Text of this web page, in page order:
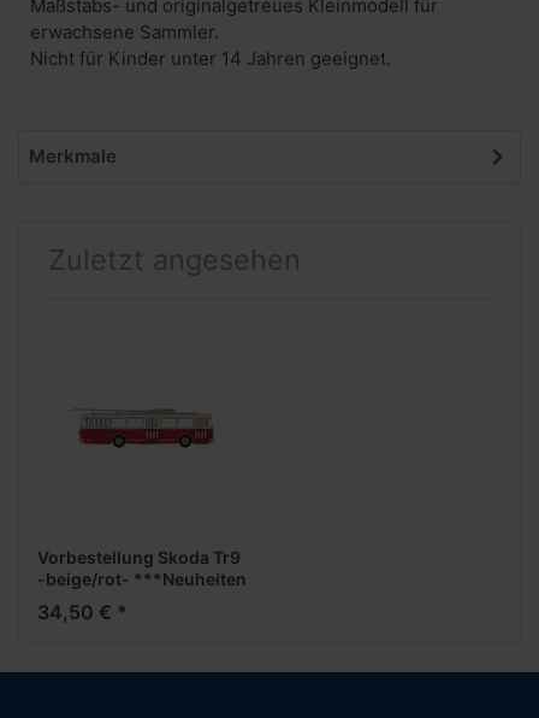
Maßstabs- und originalgetreues Kleinmodell für
erwachsene Sammler.
Nicht für Kinder unter 14 Jahren geeignet.
Merkmale
Zuletzt angesehen
Vorbestellung Skoda Tr9
-beige/rot- ***Neuheiten
Februar 2026***
34,50 € *